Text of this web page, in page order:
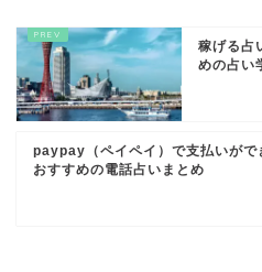
稼げる占
めの占い
paypay（ペイペイ）で支払いがで
おすすめの電話占いまとめ